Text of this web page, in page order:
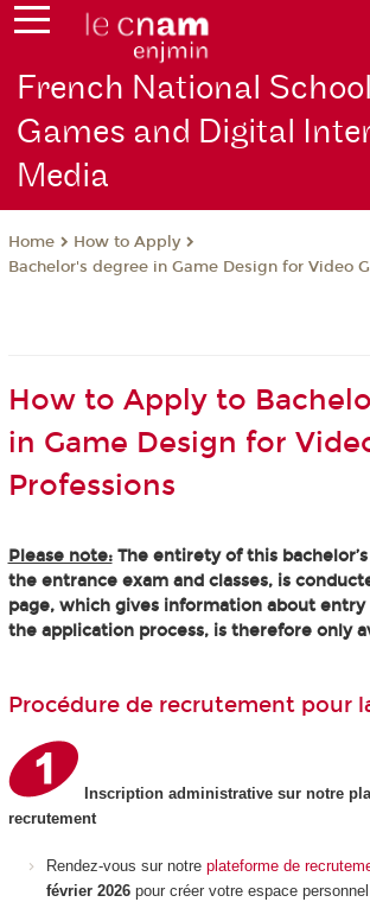
French National
Games and Digital
Media
Home
How to Apply
Bachelor's degree in Game Design for Video
How to Apply to
in Game Design for
Professions
Please note:The entirety of this
the entrance exam and classes, is
page, which gives information about
the application process, is therefore only
Procédure de recrutement pour
Inscription administrative sur notre
recrutement
Rendez-vous sur notre plateforme de
février 2026 pour créer votre espace personnel